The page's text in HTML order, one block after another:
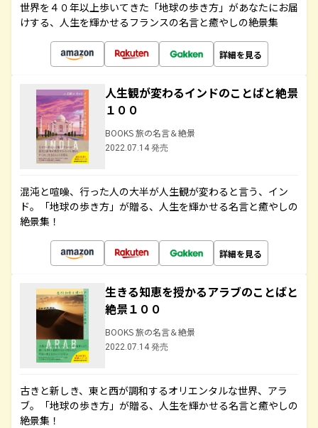
世界を４０年以上歩いてきた「地球の歩き方」があなたにお届
けする、人生を輝かせるフランスの名言と癒やしの絶景集
詳細を見る
人生観が変わるインドのことばと絶景
１００
BOOKS 旅の名言＆絶景
2022.07.14 発売
混沌と喧噪、行った人の大半が人生観が変わると言う、イン
ド。「地球の歩き方」が贈る、人生を輝かせる名言と癒やしの
絶景集！
詳細を見る
生きる知恵を授かるアラブのことばと
絶景１００
BOOKS 旅の名言＆絶景
2022.07.14 発売
古きと新しき、東と西が調和するオリエンタルな世界、アラ
ブ。「地球の歩き方」が贈る、人生を輝かせる名言と癒やしの
絶景集！